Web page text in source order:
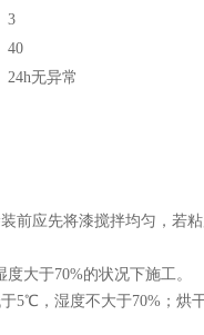
3
40
24h无异常
前应先将漆搅拌均匀，若
度大于70%的状况下施工。
5℃ ，湿度不大于70% ；烘